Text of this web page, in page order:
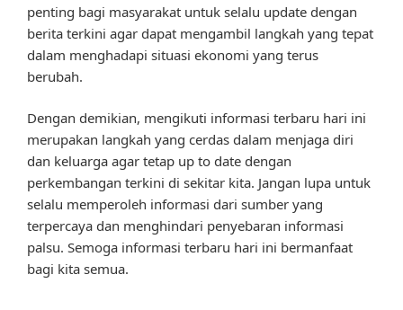
penting bagi masyarakat untuk selalu update dengan
berita terkini agar dapat mengambil langkah yang tepat
dalam menghadapi situasi ekonomi yang terus
berubah.
Dengan demikian, mengikuti informasi terbaru hari ini
merupakan langkah yang cerdas dalam menjaga diri
dan keluarga agar tetap up to date dengan
perkembangan terkini di sekitar kita. Jangan lupa untuk
selalu memperoleh informasi dari sumber yang
terpercaya dan menghindari penyebaran informasi
palsu. Semoga informasi terbaru hari ini bermanfaat
bagi kita semua.